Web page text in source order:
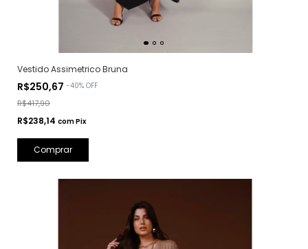
Vestido Assimetrico Bruna
R$250,67 -40% OFF
R$417,90
R$238,14 comPix
Comprar